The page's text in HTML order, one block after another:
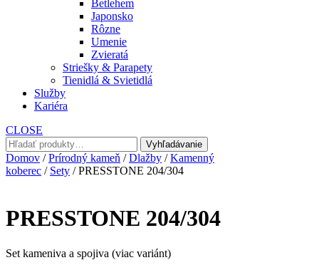
Betlehem
Japonsko
Rôzne
Umenie
Zvieratá
Striešky & Parapety
Tienidlá & Svietidlá
Služby
Kariéra
CLOSE
Hľadať:
Vyhľadávanie
Domov /Prírodný kameň /Dlažby /Kamenný
koberec / Sety / PRESSTONE 204/304
PRESSTONE 204/304
Set kameniva a spojiva (viac variánt)